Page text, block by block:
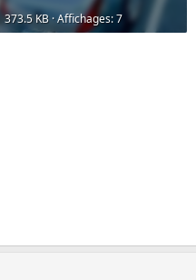
373.5 KB · Affichages: 7